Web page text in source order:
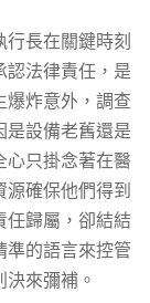
長在關鍵時刻
認法律責任，是
爆炸意外，調查
是設備老舊還是
心只掛念著在醫
確保他們得到
任歸屬，卻結結
準的語言來控管
來彌補。